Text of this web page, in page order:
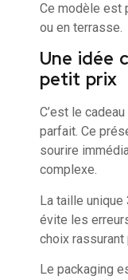
Ce modèle est
ou en terrasse.
Une idée
petit prix
C’est le
parfait. Ce
sourire
complexe.
La taille
évite les
choix rassurant
Le packaging